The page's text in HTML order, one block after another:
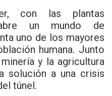
con las plantas
un mundo de
uno de los mayores
humana. Junto
y la agricultura
solución a una crisis
túnel.